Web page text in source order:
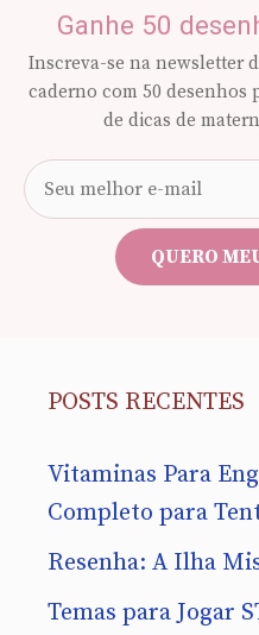
Ganhe 50
Inscreva-se na newsletter
caderno com 50
de dicas de
QUERO
POSTS RECENTES
Vitaminas Para
Completo para
Resenha: A Ilha
Temas para Jogar